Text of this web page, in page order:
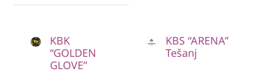
KBK
“GOLDEN
GLOVE”
KBS “ARENA”
Tešanj